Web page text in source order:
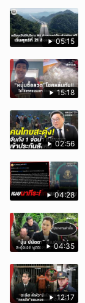
05:15
15:18
02:56
04:28
04:35
12:17